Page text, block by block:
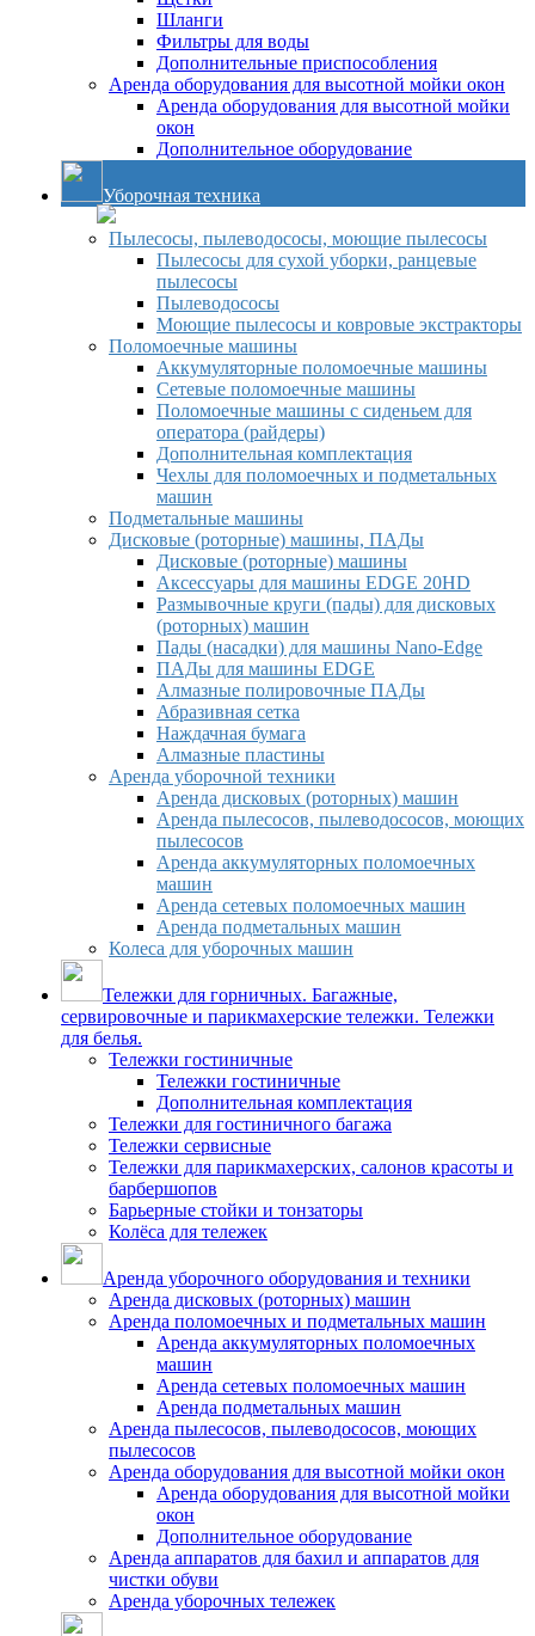
Шланги
Фильтры для воды
Дополнительные приспособления
Аренда оборудования для высотной мойки окон
Аренда оборудования для высотной мойки
окон
Дополнительное оборудование
Уборочная техника
Пылесосы, пылеводососы, моющие пылесосы
Пылесосы для сухой уборки, ранцевые
пылесосы
Пылеводососы
Моющие пылесосы и ковровые экстракторы
Поломоечные машины
Аккумуляторные поломоечные машины
Сетевые поломоечные машины
Поломоечные машины с сиденьем для
оператора (райдеры)
Дополнительная комплектация
Чехлы для поломоечных и подметальных
машин
Подметальные машины
Дисковые (роторные) машины, ПАДы
Дисковые (роторные) машины
Аксессуары для машины EDGE 20HD
Размывочные круги (пады) для дисковых
(роторных) машин
Пады (насадки) для машины Nano-Edge
ПАДы для машины EDGE
Алмазные полировочные ПАДы
Абразивная сетка
Наждачная бумага
Алмазные пластины
Аренда уборочной техники
Аренда дисковых (роторных) машин
Аренда пылесосов, пылеводососов, моющих
пылесосов
Аренда аккумуляторных поломоечных
машин
Аренда сетевых поломоечных машин
Аренда подметальных машин
Колеса для уборочных машин
Тележки для горничных. Багажные,
сервировочные и парикмахерские тележки. Тележки
для белья.
Тележки гостиничные
Тележки гостиничные
Дополнительная комплектация
Тележки для гостиничного багажа
Тележки сервисные
Тележки для парикмахерских, салонов красоты и
барбершопов
Барьерные стойки и тонзаторы
Колёса для тележек
Аренда уборочного оборудования и техники
Аренда дисковых (роторных) машин
Аренда поломоечных и подметальных машин
Аренда аккумуляторных поломоечных
машин
Аренда сетевых поломоечных машин
Аренда подметальных машин
Аренда пылесосов, пылеводососов, моющих
пылесосов
Аренда оборудования для высотной мойки окон
Аренда оборудования для высотной мойки
окон
Дополнительное оборудование
Аренда аппаратов для бахил и аппаратов для
чистки обуви
Аренда уборочных тележек